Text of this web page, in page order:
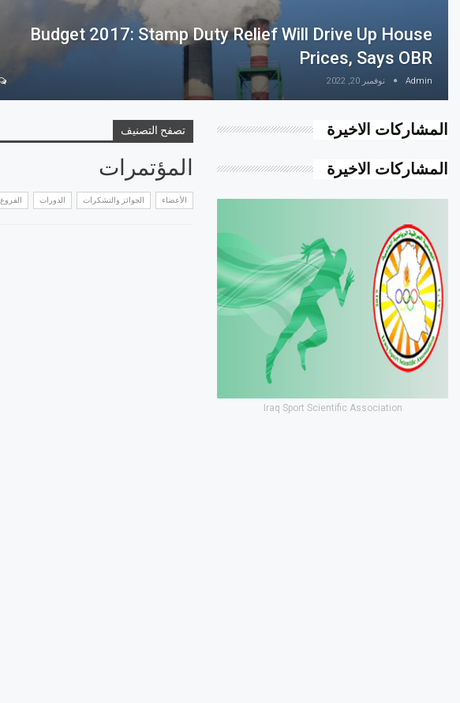
Budget 2017: Stamp Duty Relief Will Drive Up House
Prices, Says OBR
Admin نوفمبر 20, 2022
تصفح التصنيف
المؤتمرات
الأعضاء الجوائز والتشكرات الدورات الفروع
المشاركات الاخيرة
المشاركات الاخيرة
Iraq Sport Scientific Association